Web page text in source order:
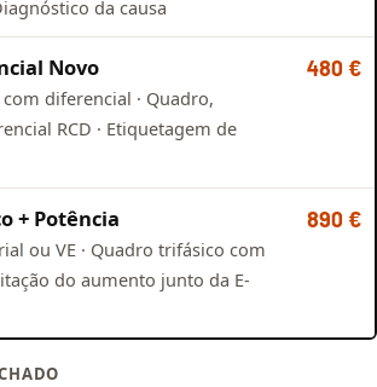
da causa
Novo
diferencial · Quadro,
RCD · Etiquetagem de
480 €
+ Potência
ou VE · Quadro trifásico com
do aumento junto da E-
890 €